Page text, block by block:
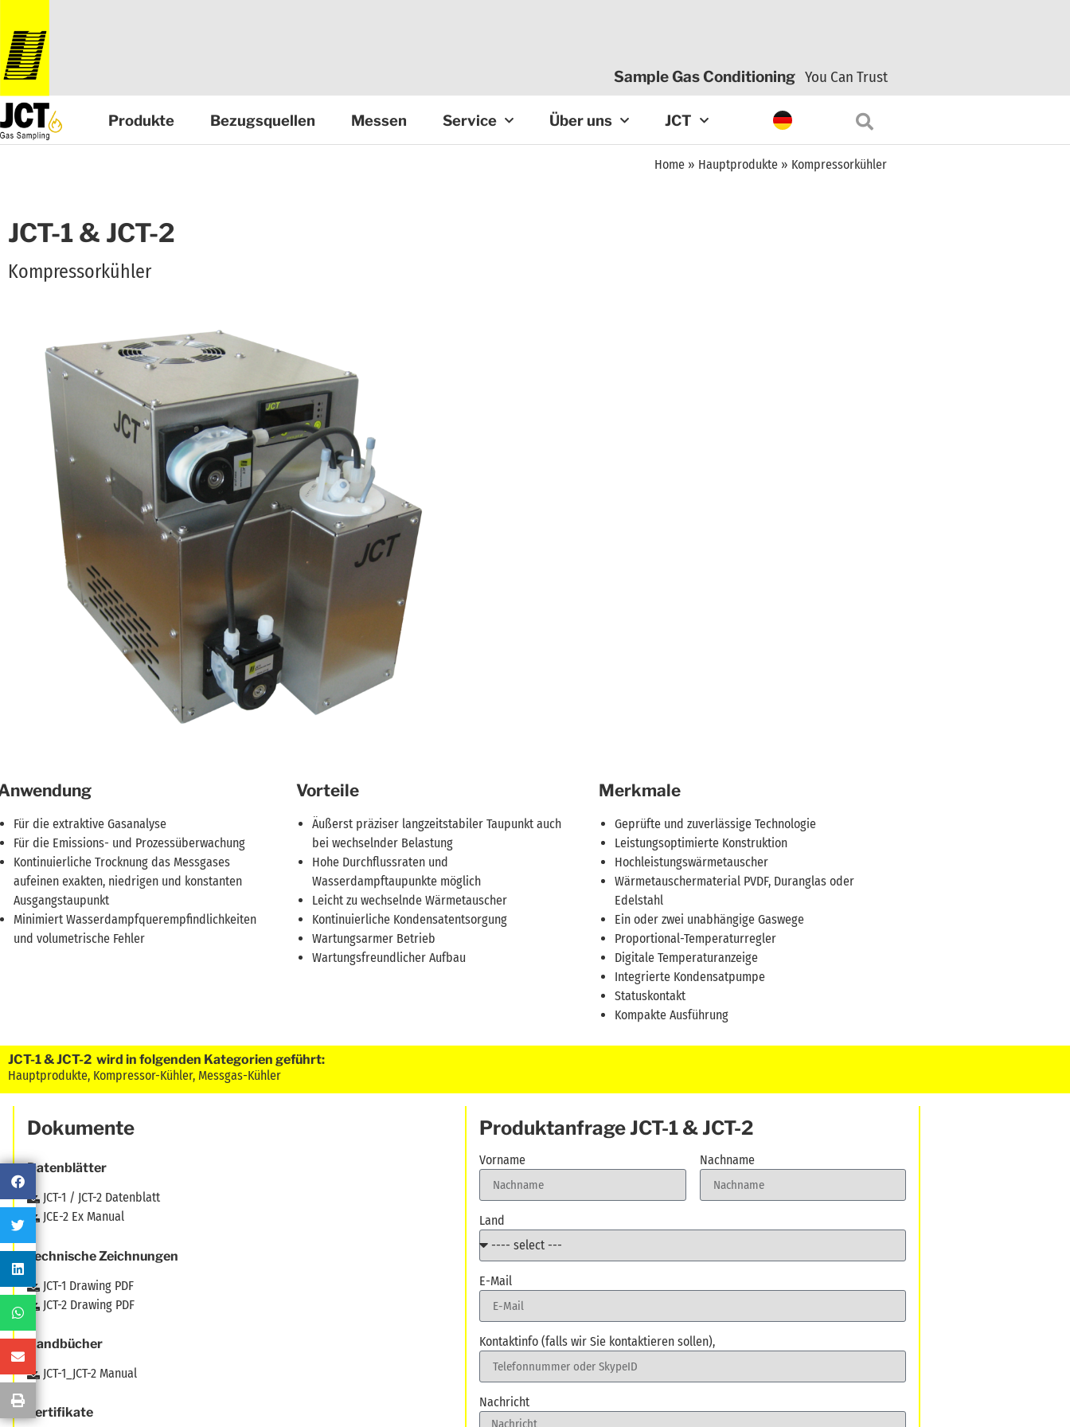
Sample Gas Conditioning You Can Trust
Produkte Bezugsquellen Messen Service Über uns JCT
Home » Hauptprodukte » Kompressorkühler
JCT-1 & JCT-2
Kompressorkühler
Für die extraktive Gasanalyse
Für die Emissions- und Prozessüberwachung
Kontinuierliche Trocknung das Messgases
aufeinen exakten, niedrigen und konstanten
Ausgangstaupunkt
Minimiert Wasserdampfquerempfindlichkeiten
und volumetrische Fehler
Vorteile
Äußerst präziser langzeitstabiler Taupunkt auch
bei wechselnder Belastung
Hohe Durchflussraten und
Wasserdampftaupunkte möglich
Leicht zu wechselnde Wärmetauscher
Kontinuierliche Kondensatentsorgung
Wartungsarmer Betrieb
Wartungsfreundlicher Aufbau
Merkmale
Geprüfte und zuverlässige Technologie
Leistungsoptimierte Konstruktion
Hochleistungswärmetauscher
Wärmetauschermaterial PVDF, Duranglas oder
Edelstahl
Ein oder zwei unabhängige Gaswege
Proportional-Temperaturregler
Digitale Temperaturanzeige
Integrierte Kondensatpumpe
Statuskontakt
Kompakte Ausführung
JCT-1 & JCT-2 wird in folgenden Kategorien geführt:
Hauptprodukte, Kompressor-Kühler, Messgas-Kühler
Dokumente
Datenblätter
JCT-1 / JCT-2 Datenblatt
JCE-2 Ex Manual
Technische Zeichnungen
JCT-1 Drawing PDF
JCT-2 Drawing PDF
Handbücher
JCT-1_JCT-2 Manual
Zertifikate
Produktanfrage JCT-1 & JCT-2
Vorname Nachname
Land
E-Mail
Kontaktinfo (falls wir Sie kontaktieren sollen),
Nachricht